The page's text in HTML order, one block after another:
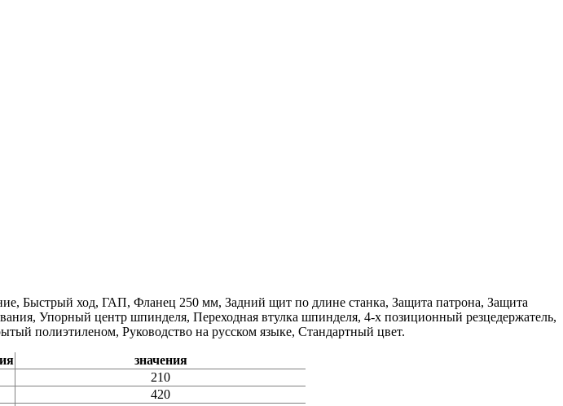
Быстрый ход, ГАП, Фланец 250 мм, Задний щит по длине станка, Защита патрона, Защита
Упорный центр шпинделя, Переходная втулка шпинделя, 4-х позиционный резцедержатель,
полиэтиленом, Руководство на русском языке, Стандартный цвет.
значения
210
420